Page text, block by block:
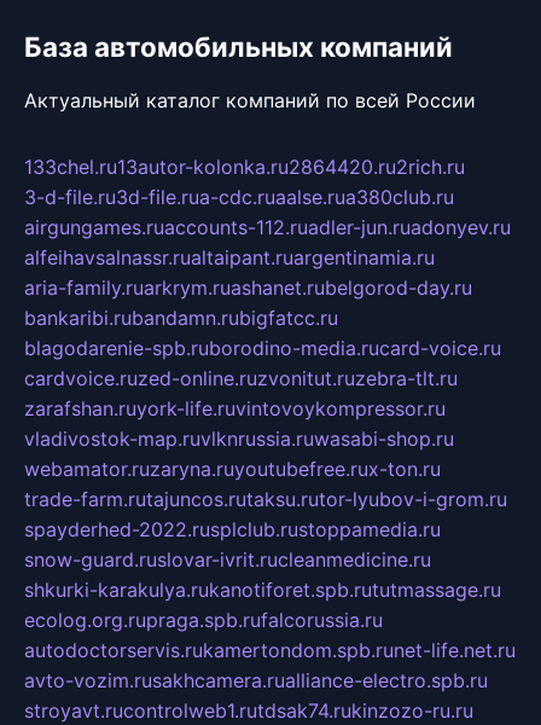
База автомобильных компаний
Актуальный каталог компаний по всей России
133chel.ru13autor-kolonka.ru2864420.ru2rich.ru
3-d-file.ru3d-file.rua-cdc.ruaalse.rua380club.ru
airgungames.ruaccounts-112.ruadler-jun.ruadonyev.ru
alfeihavsalnassr.rualtaipant.ruargentinamia.ru
aria-family.ruarkrym.ruashanet.rubelgorod-day.ru
bankaribi.rubandamn.rubigfatcc.ru
blagodarenie-spb.ruborodino-media.rucard-voice.ru
cardvoice.ruzed-online.ruzvonitut.ruzebra-tlt.ru
zarafshan.ruyork-life.ruvintovoykompressor.ru
vladivostok-map.ruvlknrussia.ruwasabi-shop.ru
webamator.ruzaryna.ruyoutubefree.rux-ton.ru
trade-farm.rutajuncos.rutaksu.rutor-lyubov-i-grom.ru
spayderhed-2022.rusplclub.rustoppamedia.ru
snow-guard.ruslovar-ivrit.rucleanmedicine.ru
shkurki-karakulya.rukanotiforet.spb.rututmassage.ru
ecolog.org.rupraga.spb.rufalcorussia.ru
autodoctorservis.rukamertondom.spb.runet-life.net.ru
avto-vozim.rusakhcamera.rualliance-electro.spb.ru
stroyavt.rucontrolweb1.rutdsak74.rukinzozo-ru.ru